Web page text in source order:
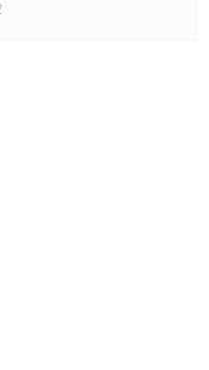
çağrısı yapıldı.